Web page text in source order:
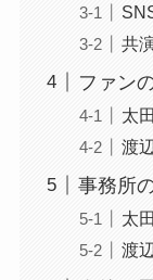
共
ファン
太
渡
事務所
太
渡